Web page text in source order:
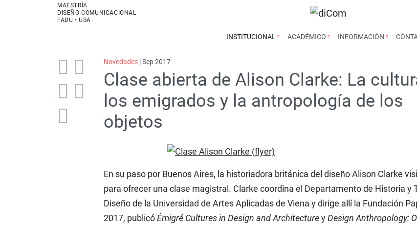
MAESTRÍA
DISEÑO COMUNICACIONAL
FADU • UBA
INSTITUCIONAL ACADÉMICO INFORMACIÓN
Novedades| Sep 2017
Clase abierta de Alison Clarke: La
los emigrados y la antropología de los
objetos
En su paso por Buenos Aires, la historiadora británica del diseño Alison Clarke
para ofrecer una clase magistral. Clarke coordina el Departamento de Historia y
Diseño de la Universidad de Artes Aplicadas de Viena y dirige allí la Fundación
2017, publicóÉmigré Cultures in Design and ArchitectureyDesign Anthropology: